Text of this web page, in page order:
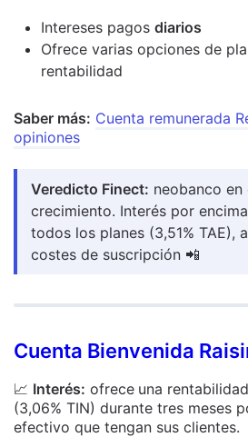
Intereses pagos diarios
Ofrece varias opciones de
rentabilidad
Saber más: Cuenta remunerada
opiniones
Veredicto Finect: neobanco
crecimiento. Interés por
todos los planes (3,51% TAE),
costes de suscripción 📲
Cuenta Bienvenida
📈 Interés: ofrece una
(3,06% TIN) durante tres meses
efectivo que tengan sus clientes.